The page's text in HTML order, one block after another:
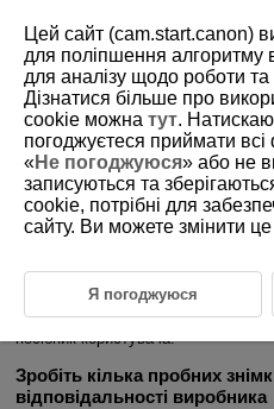
D180-002
Вступ
Перш ніж почати
прочитайте цю інструкцію
ознайомтеся спочатку з розділами
Заходи безпеки під час
користування камерою також
посібник користувача.
Зробіть кілька пробних
відповідальності виробника
Цей сайт (cam.start.canon)
для поліпшення алгоритму
для аналізу щодо роботи
Дізнатися більше про
cookie можна тут.
погоджуєтеся приймати
«Не погоджуюся» або не
записуються та
cookie, потрібні для
сайту. Ви можете змінити
Я погоджуюся